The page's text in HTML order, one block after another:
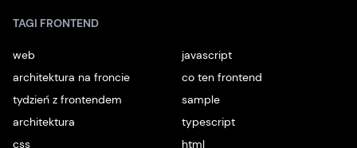
TAGI FRONTEND
web
javascript
architektura na froncie
co ten frontend
tydzień z frontendem
sample
architektura
typescript
css
html